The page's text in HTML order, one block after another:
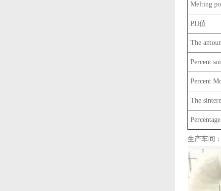
Melting
PH值
The
Percent
Percent
The
生产车间